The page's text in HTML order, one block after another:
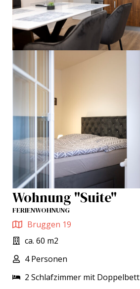
Wohnung "Suite"
FERIENWOHNUNG
Bruggen 19
ca. 60 m2
4 Personen
2 Schlafzimmer mit Doppelbett